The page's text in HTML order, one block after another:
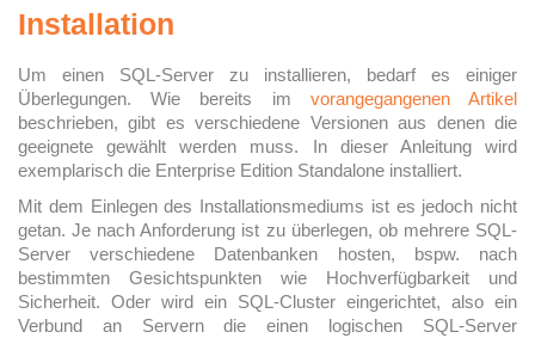
Installation
Um einen SQL-Server zu installieren, bedarf es einiger
Überlegungen. Wie bereits im vorangegangenen Artikel
beschrieben, gibt es verschiedene Versionen aus denen die
geeignete gewählt werden muss. In dieser Anleitung wird
exemplarisch die Enterprise Edition Standalone installiert.
Mit dem Einlegen des Installationsmediums ist es jedoch nicht
getan. Je nach Anforderung ist zu überlegen, ob mehrere SQL-
Server verschiedene Datenbanken hosten, bspw. nach
bestimmten Gesichtspunkten wie Hochverfügbarkeit und
Sicherheit. Oder wird ein SQL-Cluster eingerichtet, also ein
Verbund an Servern die einen logischen SQL-Server